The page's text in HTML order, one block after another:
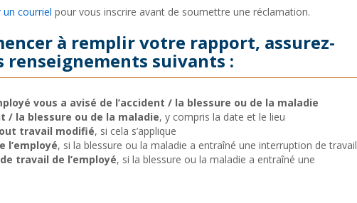
un courriel pour vous inscrire avant de soumettre une réclamation.
à remplir votre rapport, assurez-
renseignements suivants :
vous a avisé de l’accident / la blessure ou de la maladie
/ la blessure ou de la maladie, y compris la date et le lieu
travail modifié, si cela s’applique
l’employé, si la blessure ou la maladie a entraîné une interruption de travail
travail de l’employé, si la blessure ou la maladie a entraîné une